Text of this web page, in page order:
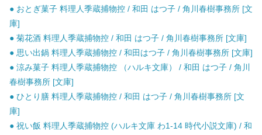
● おとぎ菓子 料理人季蔵捕物控 / 和田 はつ子 / 角川春樹事務所 [文
庫]
● 菊花酒 料理人季蔵捕物控 / 和田 はつ子 / 角川春樹事務所 [文庫]
● 思い出鍋 料理人季蔵捕物控 / 和田はつ子 / 角川春樹事務所 [文庫]
● 涼み菓子 料理人季蔵捕物控 （ハルキ文庫） / 和田 はつ子 / 角川
春樹事務所 [文庫]
● ひとり膳 料理人季蔵捕物控 / 和田 はつ子 / 角川春樹事務所 [文
庫]
● 祝い飯 料理人季蔵捕物控 (ハルキ文庫 わ1-14 時代小説文庫) / 和